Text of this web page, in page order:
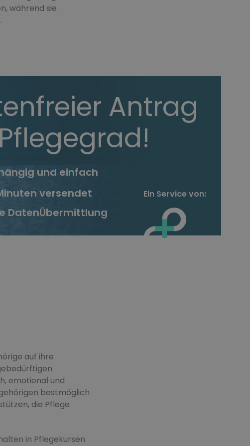
während sie
Antrag
und einfach
versendet
DatenÜbermittlung
Ein Service von:
auf ihre
emotional und
bestmöglich
die Pflege
in Pflegekursen